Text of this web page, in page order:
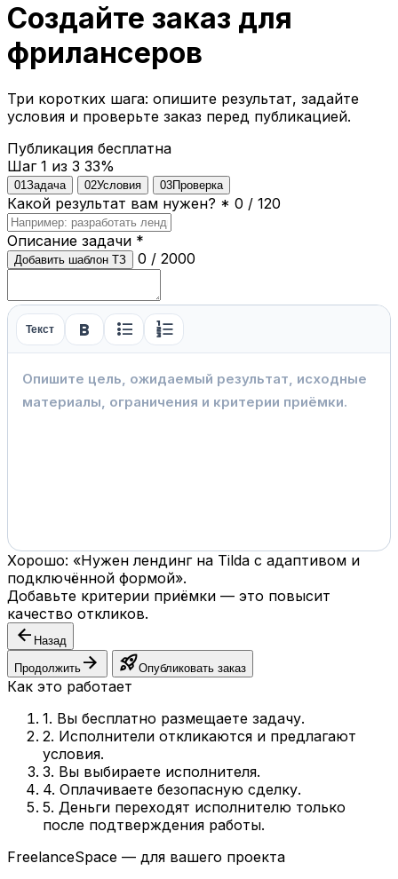
Создайте заказ для
фрилансеров
Три коротких шага: опишите результат, задайте
условия и проверьте заказ перед публикацией.
Публикация бесплатна
Шаг 1 из 3 33%
01 Задача 02Условия 03Проверка
Какой результат вам нужен? * 0 / 120
Описание задачи *
Добавить шаблон ТЗ 0 / 2000
Текст format_bold format_list_bulleted format_list_numbered
Хорошо: «Нужен лендинг на Tilda с адаптивом и
подключённой формой».
Добавьте критерии приёмки — это повысит
качество откликов.
arrow_back Назад
Продолжить arrow_forward rocket_launchОпубликовать заказ
Как это работает
1. Вы бесплатно размещаете задачу.
2. Исполнители откликаются и предлагают
условия.
3. Вы выбираете исполнителя.
4. Оплачиваете безопасную сделку.
5. Деньги переходят исполнителю только
после подтверждения работы.
FreelanceSpace — для вашего проекта